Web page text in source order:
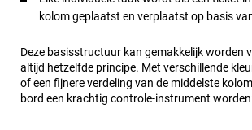
kolom geplaatst en verplaatst op basis
Deze basisstructuur kan gemakkelijk worden
altijd hetzelfde principe. Met verschillende
of een fijnere verdeling van de middelste
bord een krachtig controle-instrument